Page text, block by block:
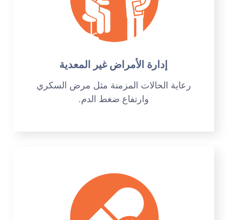
إدارة الأمراض غير المعدية
رعاية الحالات المزمنة مثل مرض السكري
وارتفاع ضغط الدم.